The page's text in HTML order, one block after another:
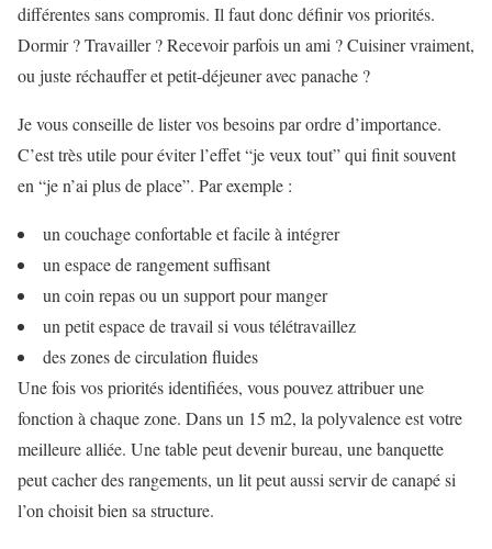
différentes sans compromis. Il faut donc définir vos priorités.
Dormir ? Travailler ? Recevoir parfois un ami ? Cuisiner vraiment,
ou juste réchauffer et petit-déjeuner avec panache ?
Je vous conseille de lister vos besoins par ordre d’importance.
C’est très utile pour éviter l’effet “je veux tout” qui finit souvent
en “je n’ai plus de place”. Par exemple :
un couchage confortable et facile à intégrer
un espace de rangement suffisant
un coin repas ou un support pour manger
un petit espace de travail si vous télétravaillez
des zones de circulation fluides
Une fois vos priorités identifiées, vous pouvez attribuer une
fonction à chaque zone. Dans un 15 m2, la polyvalence est votre
meilleure alliée. Une table peut devenir bureau, une banquette
peut cacher des rangements, un lit peut aussi servir de canapé si
l’on choisit bien sa structure.